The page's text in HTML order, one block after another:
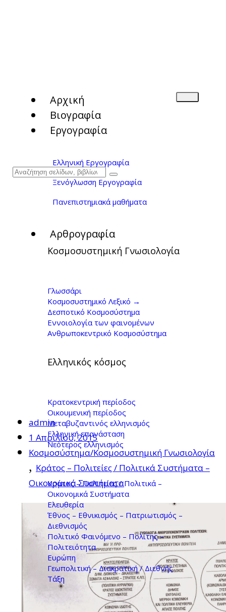
Αρχική
Βιογραφία
Εργογραφία
Ελληνική Εργογραφία
Ξενόγλωσση Εργογραφία
Πανεπιστημιακά μαθήματα
Αρθρογραφία
Κοσμοσυστημική Γνωσιολογία
Γλωσσάρι
Κοσμοσυστημικό Λεξικό →
Δεσποτικό Κοσμοσύστημα
Εννοιολογία των φαινομένων
Ανθρωποκεντρικό Κοσμοσύστημα
Ελληνικός κόσμος
Κρατοκεντρική περίοδος
Οικουμενική περίοδος
Μεταβυζαντινός ελληνισμός
Ελληνική επανάσταση
Νεότερος ελληνισμός
Κράτος – Πολιτείες / Πολιτικά –
Οικονομικά Συστήματα
Ελευθερία
Έθνος – Εθνικισμός – Πατριωτισμός –
Διεθνισμός
Πολιτικό Φαινόμενο – Πολίτης –
Πολιτειότητα
Ευρώπη
Γεωπολιτική – Διακρατική / Διεθνής
Τάξη
οικονομικά
συστήματα
admin
1 Απριλίου, 2015
Κοσμοσύστημα/Κοσμοσυστημική Γνωσιολογία
, Κράτος – Πολιτείες / Πολιτικά Συστήματα –
Οικονομικά Συστήματα